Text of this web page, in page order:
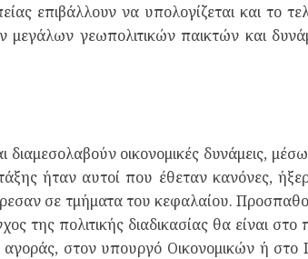
επιβάλλουν να υπολογίζεται και το
μεγάλων γεωπολιτικών παικτών και
οικονομικές δυνάμεις, μέσω
τάξης ήταν αυτοί που έθεταν κανόνες,
σε τμήματα του κεφαλαίου.
της πολιτικής διαδικασίας θα είναι στο
αγοράς, στον υπουργό Οικονομικών ή στο